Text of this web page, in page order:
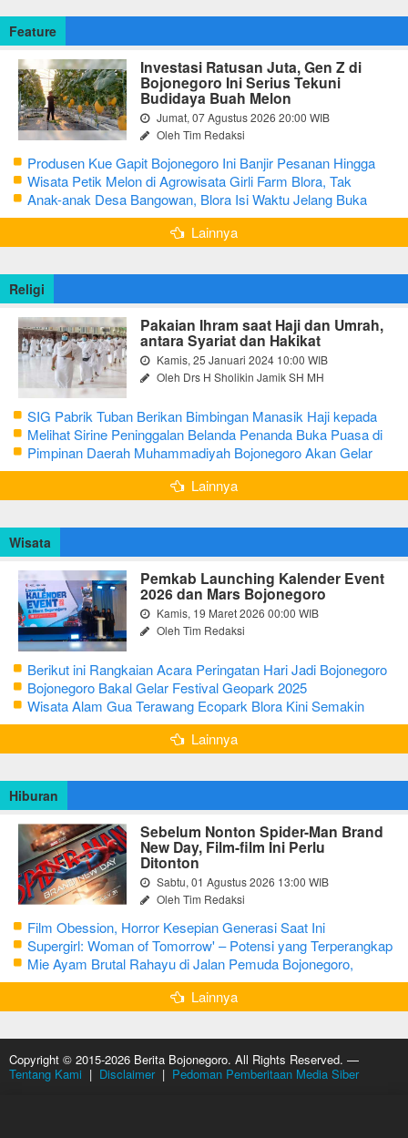
Feature
Investasi Ratusan Juta, Gen Z di
Bojonegoro Ini Serius Tekuni
Budidaya Buah Melon
Jumat, 07 Agustus 2026 20:00 WIB
Oleh Tim Redaksi
Produsen Kue Gapit Bojonegoro Ini Banjir Pesanan Hingga
Puluhan Juta di Bulan Ramadan
Wisata Petik Melon di Agrowisata Girli Farm Blora, Tak
Sampai 5 Hari Sudah Ludes Terjual
Anak-anak Desa Bangowan, Blora Isi Waktu Jelang Buka
Puasa dengan Latihan Gamelan
Lainnya
Religi
Pakaian Ihram saat Haji dan Umrah,
antara Syariat dan Hakikat
Kamis, 25 Januari 2024 10:00 WIB
Oleh Drs H Sholikin Jamik SH MH
SIG Pabrik Tuban Berikan Bimbingan Manasik Haji kepada
CJH Kabupaten Tuban
Melihat Sirine Peninggalan Belanda Penanda Buka Puasa di
Pendopo Bupati Blora
Pimpinan Daerah Muhammadiyah Bojonegoro Akan Gelar
Salat Iduladha 9 Juli 2022
Lainnya
Wisata
Pemkab Launching Kalender Event
2026 dan Mars Bojonegoro
Kamis, 19 Maret 2026 00:00 WIB
Oleh Tim Redaksi
Berikut ini Rangkaian Acara Peringatan Hari Jadi Bojonegoro
Ke-348 Tahun 2025
Bojonegoro Bakal Gelar Festival Geopark 2025
Wisata Alam Gua Terawang Ecopark Blora Kini Semakin
Menarik
Lainnya
Hiburan
Sebelum Nonton Spider-Man Brand
New Day, Film-film Ini Perlu
Ditonton
Sabtu, 01 Agustus 2026 13:00 WIB
Oleh Tim Redaksi
Film Obession, Horror Kesepian Generasi Saat Ini
Supergirl: Woman of Tomorrow' – Potensi yang Terperangkap
dalam Narasi Generik
Mie Ayam Brutal Rahayu di Jalan Pemuda Bojonegoro,
Kuliner dengan Banyak Pilihan Menu
Lainnya
Copyright © 2015-2026 Berita Bojonegoro. All Rights Reserved. —
Tentang Kami | Disclaimer| Pedoman Pemberitaan Media Siber